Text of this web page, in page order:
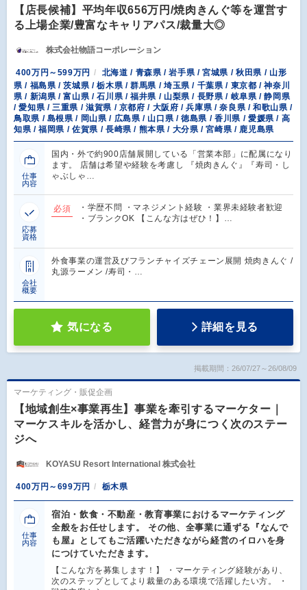
【店長候補】平均年収656万円/焼肉きんぐ等を運営す
る上場企業/豊富なキャリアパス/裁量大◎
株式会社物語コーポレーション
400万円～599万円
北海道 / 青森県 / 岩手県 / 宮城県 / 秋田県 / 山形
県 / 福島県 / 茨城県 / 栃木県 / 群馬県 / 埼玉県 / 千葉県 / 東京都 / 神奈川
県 / 新潟県 / 富山県 / 石川県 / 福井県 / 山梨県 / 長野県 / 岐阜県 / 静岡県
/ 愛知県 / 三重県 / 滋賀県 / 京都府 / 大阪府 / 兵庫県 / 奈良県 / 和歌山県 /
鳥取県 / 島根県 / 岡山県 / 広島県 / 山口県 / 徳島県 / 香川県 / 愛媛県 / 高
知県 / 福岡県 / 佐賀県 / 長崎県 / 熊本県 / 大分県 / 宮崎県 / 鹿児島県
仕事
内容
国内・外で約900店舗展開している「営業本部」に配属になり
ます。 店舗は希望や経験を考慮し 『焼肉きんぐ』『寿司・し
ゃぶしゃ…
応募
資格
必須
・学歴不問 ・マネジメント経験 ・業界未経験者歓迎
・ブランクOK 【こんな方はぜひ！】…
会社
概要
外食事業の運営及びフランチャイズチェーン展開 焼肉きんぐ /
丸源ラーメン /寿司・…
気になる 詳細を見る
掲載期間：26/07/27～26/08/09
マーケティング・販促企画
【地域創生×事業再生】事業を牽引するマーケター｜
マーケスキルを活かし、経営力が身につく次のステー
ジへ
KOYASU Resort International 株式会社
400万円～699万円 栃木県
仕事
内容
宿泊・飲食・不動産・教育事業におけるマーケティング
全般をお任せします。 その他、全事業に通ずる『なんで
も屋』としてもご活躍いただきながら経営のイロハを身
につけていただきます。
【こんな方を募集します！】 ・マーケティング経験があり、
次のステップとしてより裁量のある環境で活躍したい方。 ・